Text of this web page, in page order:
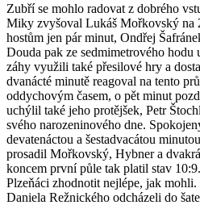
Zubří se mohlo radovat z dobrého
Miky zvyšoval Lukáš Mořkovský na
hostům jen pár minut, Ondřej
Douda pak ze sedmimetrového hodu
záhy využili také přesilové hry a
dvanácté minutě reagoval na tento
oddychovým časem, o pět minut
uchýlil také jeho protějšek, Petr
svého narozeninového dne.
devatenáctou a šestadvacátou
prosadil Mořkovský, Hybner a
koncem první půle tak platil stav
Plzeňáci zhodnotit nejlépe, jak
Daniela Režnického odcházeli do